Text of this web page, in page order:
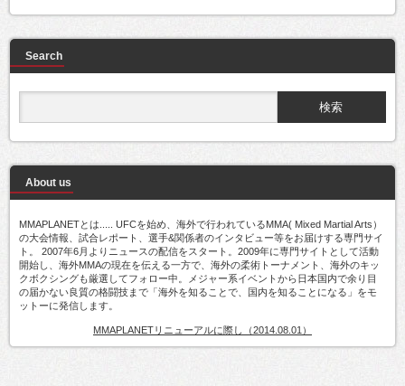
Search
About us
MMAPLANETとは..... UFCを始め、海外で行われているMMA( Mixed Martial Arts）
の大会情報、試合レポート、選手&関係者のインタビュー等をお届けする専門サイ
ト。 2007年6月よりニュースの配信をスタート。2009年に専門サイトとして活動
開始し、海外MMAの現在を伝える一方で、海外の柔術トーナメント、海外のキッ
クボクシングも厳選してフォロー中。メジャー系イベントから日本国内で余り目
の届かない良質の格闘技まで「海外を知ることで、国内を知ることになる」をモ
ットーに発信します。
MMAPLANETリニューアルに際し（2014.08.01）